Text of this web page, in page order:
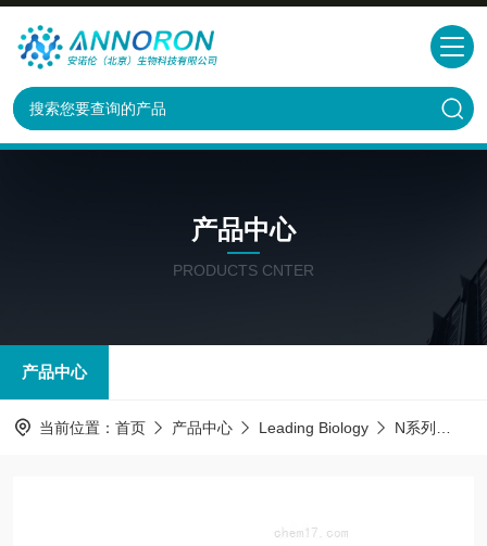
产品中心
PRODUCTS CNTER
产品中心
当前位置： 首页 产品中心 Leading Biology N系列